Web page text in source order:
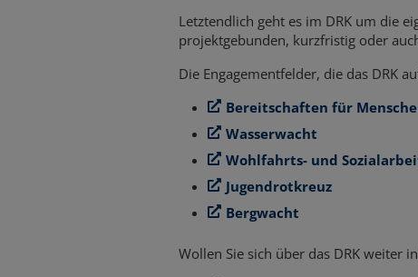
Letztendlich geht es im DRK um die
projektgebunden, kurzfristig oder
Die Engagementfelder, die das DRK
Bereitschaften für
Wasserwacht
Wohlfahrts- und
Jugendrotkreuz
Bergwacht
Wollen Sie sich über das DRK weiter